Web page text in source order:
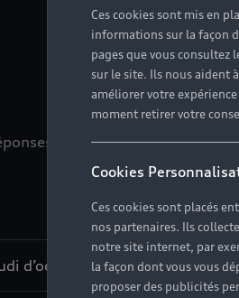
Les
à vos diverses
d’occasion
Ces cookies sont mis en
informations sur la façon
pages que vous consultez
sur le site. Ils nous aident
améliorer votre
moment retirer votre
Cookies
Ces cookies sont placés
nos partenaires. Ils
notre site internet, par
la façon dont vous vous
proposer des publicités